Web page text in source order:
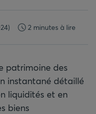
2 minutes à lire
patrimoine des
instantané détaillé
liquidités et en
biens